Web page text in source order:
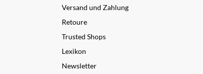
Versand und Zahlung
Retoure
Trusted Shops
Lexikon
Newsletter